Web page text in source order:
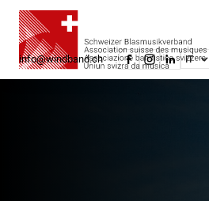
info@windband.ch IT